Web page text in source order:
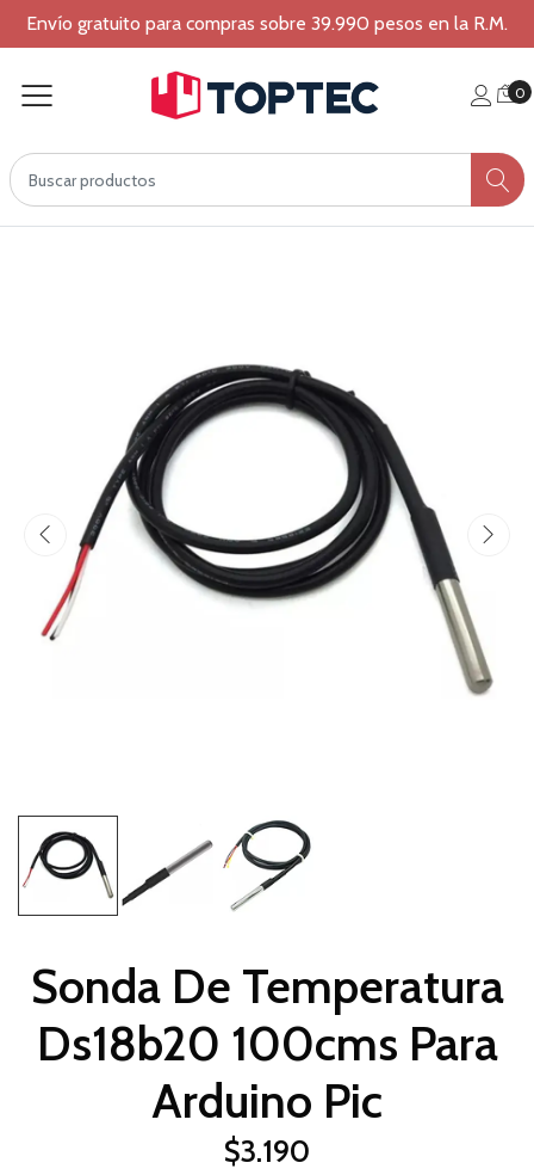
Envío gratuito para compras sobre 39.990 pesos en la R.M.
0
Sonda De Temperatura
Ds18b20 100cms Para
Arduino Pic
$3.190